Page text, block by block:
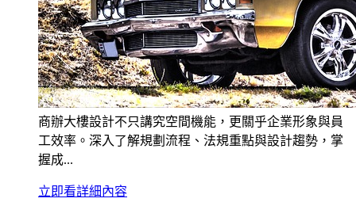
商辦大樓設計不只講究空間機能，更關乎企業形象與員
工效率。深入了解規劃流程、法規重點與設計趨勢，掌
握成...
立即看詳細內容